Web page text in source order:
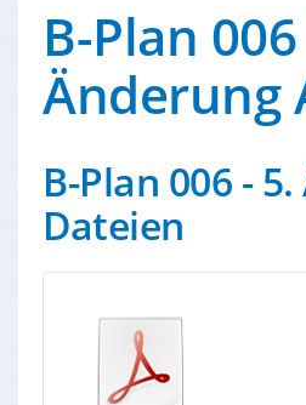
B-Plan
Änderung
B-Plan 006 -
Dateien